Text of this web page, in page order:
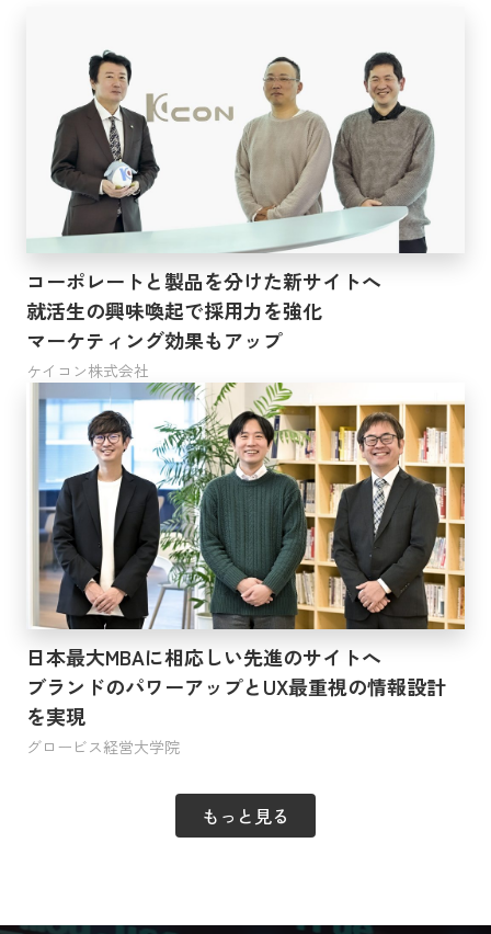
検索する
コーポレートと製品を分けた新サイトへ
就活生の興味喚起で採用力を強化
マーケティング効果もアップ
ケイコン株式会社
日本最大MBAに相応しい先進のサイトへ
ブランドのパワーアップとUX最重視の情報設計
を実現
グロービス経営大学院
もっと見る